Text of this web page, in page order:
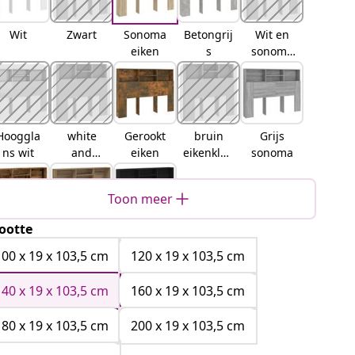
Wit Zwart
Sonoma
eiken
Betongrij
s
Wit en
sonoma
eiken
ns wit
white
and
sonama
Gerookt
eiken
bruin
eikenkleu
Grijs
sonoma
hout
artisanaa
l
eikenkleu
rig
Zwart
eiken
Toon meer
x 19 x 103,5 cm
120 x 19 x 103,5 cm
x 19 x 103,5 cm
160 x 19 x 103,5 cm
x 19 x 103,5 cm
200 x 19 x 103,5 cm